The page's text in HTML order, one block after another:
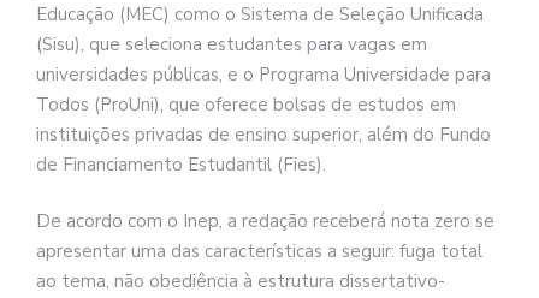
Educação (MEC) como o Sistema de Seleção Unificada
(Sisu), que seleciona estudantes para vagas em
universidades públicas, e o Programa Universidade para
Todos (ProUni), que oferece bolsas de estudos em
instituições privadas de ensino superior, além do Fundo
de Financiamento Estudantil (Fies).
De acordo com o Inep, a redação receberá nota zero se
apresentar uma das características a seguir: fuga total
ao tema, não obediência à estrutura dissertativo-